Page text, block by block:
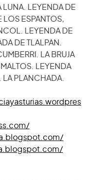
LUNA. LEYENDA DE
LOS ESPANTOS,
LEYENDA DE
DE TLALPAN.
LA BRUJA
LEYENDA
PLANCHADA.